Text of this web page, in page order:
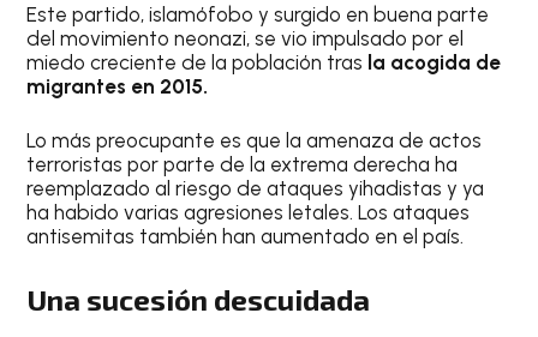
Este partido, islamófobo y surgido en buena parte
del movimiento neonazi, se vio impulsado por el
miedo creciente de la población tras la acogida de
migrantes en 2015.
Lo más preocupante es que la amenaza de actos
terroristas por parte de la extrema derecha ha
reemplazado al riesgo de ataques yihadistas y ya
ha habido varias agresiones letales. Los ataques
antisemitas también han aumentado en el país.
Una sucesión descuidada